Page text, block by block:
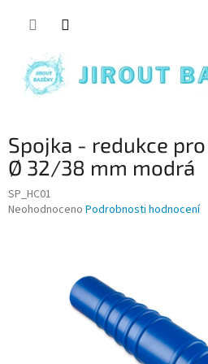
Spojka - redukce
Ø 32/38 mm modrá
SP_HC01
Průměrné hodnocení produktu je 0,0 z 5
Neohodnoceno Podrobnosti hodnocení